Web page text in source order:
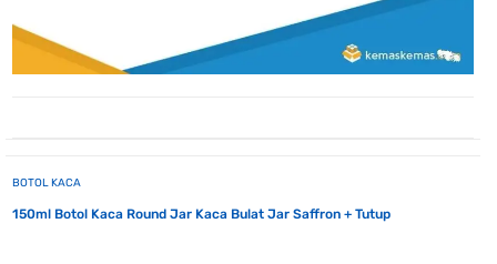
BOTOL KACA
150ml Botol Kaca Round Jar Kaca Bulat Jar Saffron + Tutup